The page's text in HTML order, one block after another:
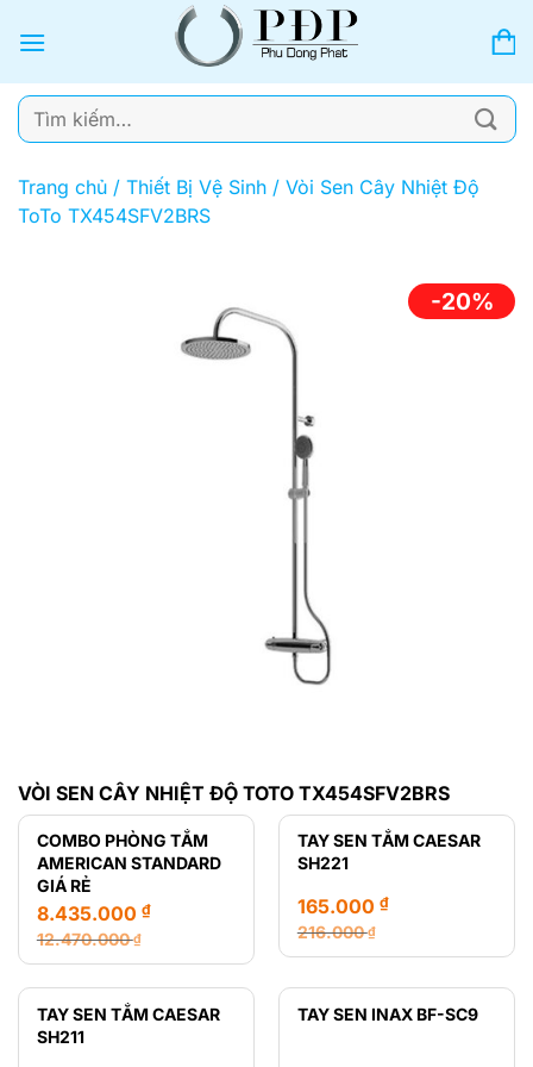
qua
dung
Tìm
kiếm:
Trang chủ / Thiết Bị Vệ Sinh / Vòi Sen Cây Nhiệt Độ
ToTo TX454SFV2BRS
-20%
VÒI SEN CÂY NHIỆT ĐỘ TOTO TX454SFV2BRS
COMBO PHÒNG TẮM
AMERICAN STANDARD
GIÁ RẺ
12.470.000₫
Giá
gốc
là:
12.470.000 ₫.
8.435.000 ₫
Giá
hiện
tại
là:
TAY SEN TẮM CAESAR
SH221
216.000₫
Giá
216.000 ₫.
165.000 ₫
Giá
là:
TAY SEN TẮM CAESAR
SH211
TAY SEN INAX BF-SC9